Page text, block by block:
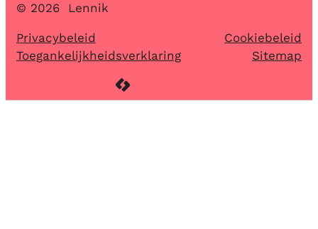
© 2026 Lennik
Privacybeleid
Cookiebeleid
Toegankelijkheidsverklaring
Sitemap